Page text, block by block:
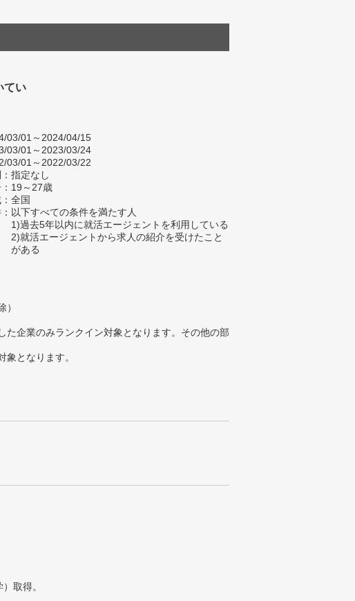
てい
03/01～2024/04/15
03/01～2023/03/24
03/01～2022/03/22
指定なし
19～27歳
全国
以下すべての条件を満たす人
1)過去5年以内に就活エージェントを利用している
2)就活エージェントから求人の紹介を受けたこと
がある
企業のみランクイン対象となります。その他の部
となります。
取得。